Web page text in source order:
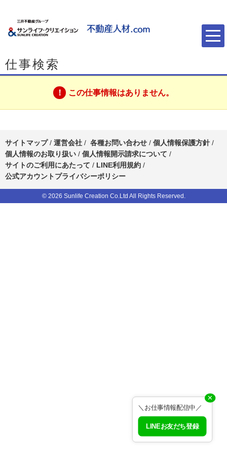
仕事検索
この仕事情報はありません。
サイトマップ/ 運営会社 / 各種お問い合わせ / 個人情報保護方針 /
個人情報のお取り扱い / 個人情報開示請求について /
サイトのご利用にあたって / LINE利用規約 /
公式アカウントプライバシーポリシー
✕
＼お仕事情報配信中／
LINEお友だち登録
© 2026 Sunlife Creation Co.Ltd All Rights Reserved.